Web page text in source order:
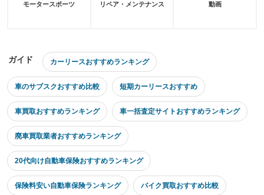
モータースポーツ リペア・メンテナンス 動画
ガイド カーリースおすすめランキング
車のサブスクおすすめ比較 短期カーリースおすすめ
車買取おすすめランキング 車一括査定サイトおすすめランキング
廃車買取業者おすすめランキング
20代向け自動車保険おすすめランキング
保険料安い自動車保険ランキング バイク買取おすすめ比較